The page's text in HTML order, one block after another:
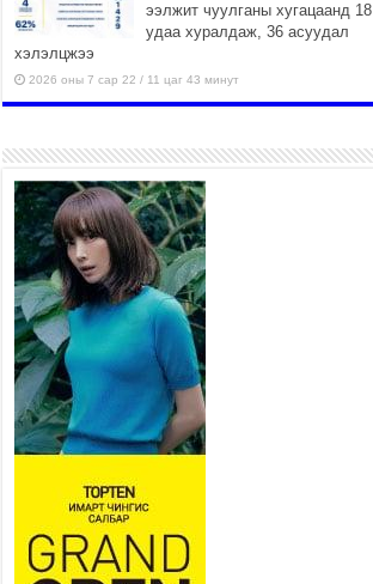
ээлжит чуулганы хугацаанд 18
удаа хуралдаж, 36 асуудал
хэлэлцжээ
2026 оны 7 сар 22 / 11 цаг 43 минут
боломжтой-Хүүхэд хөгжүүлэх
төв” байгуулах төсөлд төр,
хувийн хэвшлийн түншлэлийн хүрээнд хамтран
ажиллахыг урьж байна
2026 оны 7 сар 22 / 9 цаг 28 минут
Б.Пүрэвдагва: “Урт цагаан”-ыг
залуучууд чөлөөт цагаа
өнгөрүүлдэг, жуулчид зорьж
ирдэг цэг болгоно
2026 оны 7 сар 21 / 16 цаг 47 минут
Тусгай замын автобус /BRT/ төслийн удирдах
хорооны ээлжит хуралдаан боллоо
Ерөнхий сайд Н.Учрал БНХАУ-аас Монгол Улсад
суугаа Элчин сайд Шэнь Миньжюанийг хүлээн
авч уулзав
2026 оны 7 сар 21 / 16 цаг 39 минут